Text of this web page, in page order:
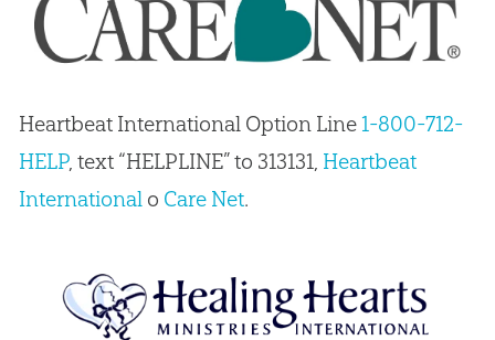
Heartbeat International Option Line 1-800-712-
HELP, text “HELPLINE” to 313131, Heartbeat
Internationalo Care Net.